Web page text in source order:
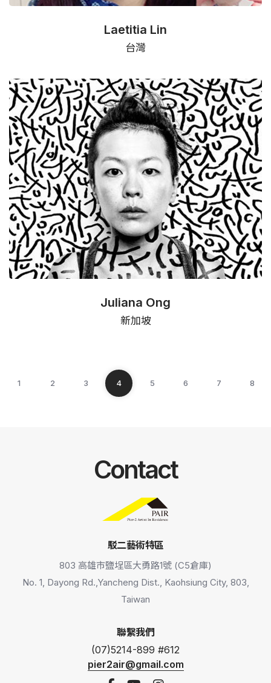
Laetitia Lin
台灣
Juliana Ong
新加坡
1 2 3 4 5 6 7 8
Contact
駁二藝術特區
803 高雄市鹽埕區大勇路1號 (C5倉庫)
No. 1, Dayong Rd.,Yancheng Dist., Kaohsiung City, 803,
Taiwan
聯繫我們
(07)5214-899 #612
pier2air@gmail.com